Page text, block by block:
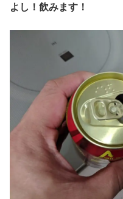
よし！飲みます！